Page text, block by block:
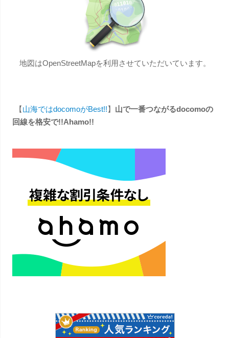
地図はOpenStreetMapを利用させていただいています。
【山海ではdocomoがBest!!】 山で一番つながるdocomoの
回線を格安で!!Ahamo!!